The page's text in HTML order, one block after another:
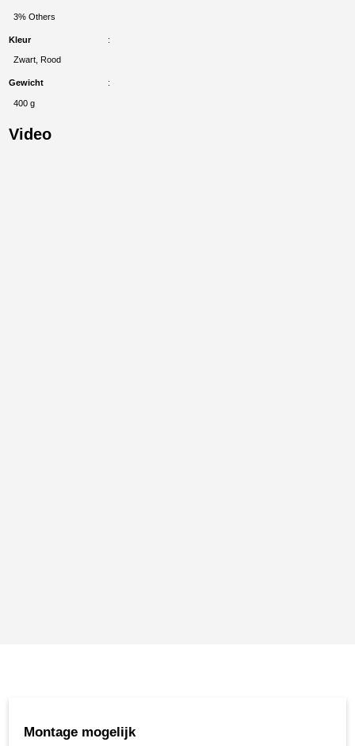
3% Others
Kleur
Zwart, Rood
Gewicht
400 g
Video
Montage mogelijk